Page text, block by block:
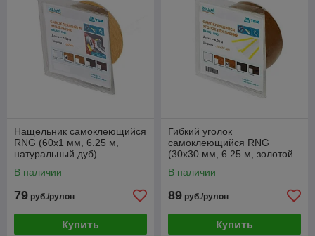
Нащельник самоклеющийся
RNG (60x1 мм, 6.25 м,
натуральный дуб)
В наличии
79 руб./рулон
Купить
Гибкий уголок
самоклеющийся RNG
(30х30 мм, 6.25 м, золотой
В наличии
89 руб./рулон
Купить